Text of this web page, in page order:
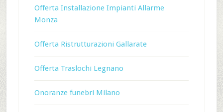
Offerta Installazione Impianti Allarme
Monza
Offerta Ristrutturazioni Gallarate
Offerta Traslochi Legnano
Onoranze funebri Milano